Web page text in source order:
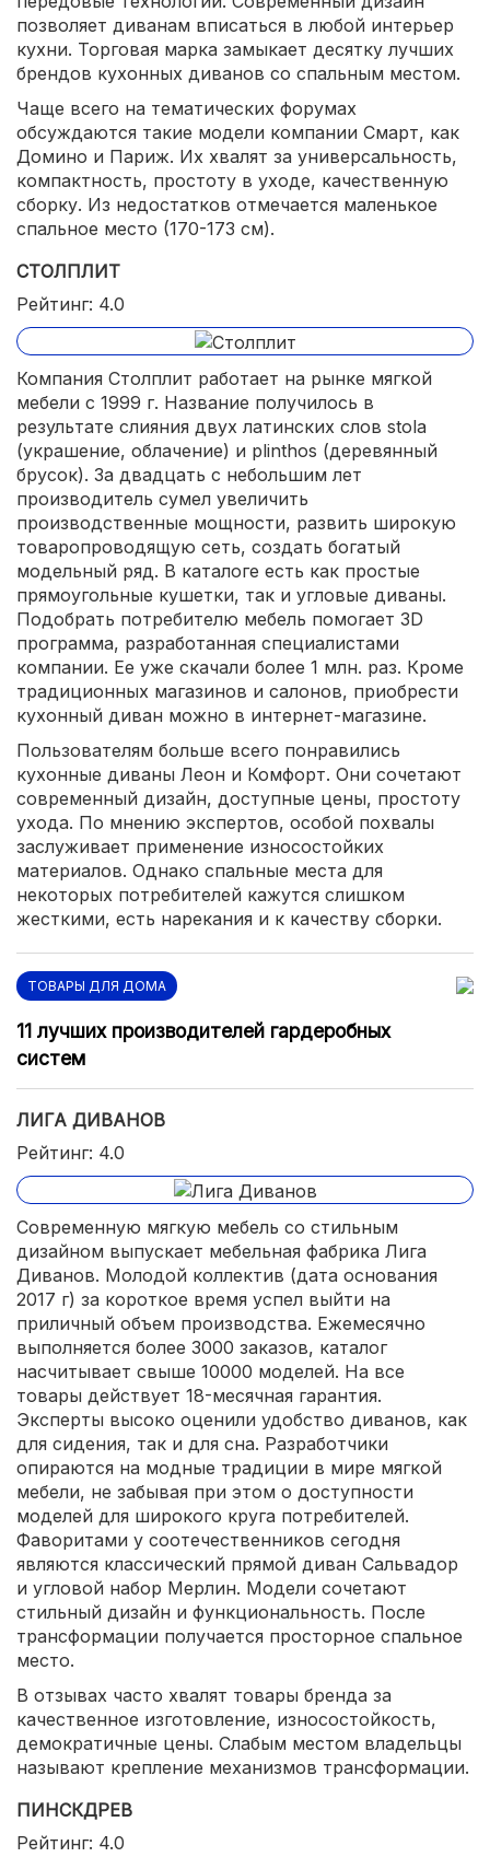
позволяет диванам вписаться в любой интерьер
кухни. Торговая марка замыкает десятку лучших
брендов кухонных диванов со спальным местом.
Чаще всего на тематических форумах
обсуждаются такие модели компании Смарт, как
Домино и Париж. Их хвалят за универсальность,
компактность, простоту в уходе, качественную
сборку. Из недостатков отмечается маленькое
спальное место (170-173 см).
СТОЛПЛИТ
Рейтинг: 4.0
Компания Столплит работает на рынке мягкой
мебели с 1999 г. Название получилось в
результате слияния двух латинских слов stola
(украшение, облачение) и plinthos (деревянный
брусок). За двадцать с небольшим лет
производитель сумел увеличить
производственные мощности, развить широкую
товаропроводящую сеть, создать богатый
модельный ряд. В каталоге есть как простые
прямоугольные кушетки, так и угловые диваны.
Подобрать потребителю мебель помогает 3D
программа, разработанная специалистами
компании. Ее уже скачали более 1 млн. раз. Кроме
традиционных магазинов и салонов, приобрести
кухонный диван можно в интернет-магазине.
Пользователям больше всего понравились
кухонные диваны Леон и Комфорт. Они сочетают
современный дизайн, доступные цены, простоту
ухода. По мнению экспертов, особой похвалы
заслуживает применение износостойких
материалов. Однако спальные места для
некоторых потребителей кажутся слишком
жесткими, есть нарекания и к качеству сборки.
ТОВАРЫ ДЛЯ ДОМА
11 лучших производителей гардеробных
систем
ЛИГА ДИВАНОВ
Рейтинг: 4.0
Современную мягкую мебель со стильным
дизайном выпускает мебельная фабрика Лига
Диванов. Молодой коллектив (дата основания
2017 г) за короткое время успел выйти на
приличный объем производства. Ежемесячно
выполняется более 3000 заказов, каталог
насчитывает свыше 10000 моделей. На все
товары действует 18-месячная гарантия.
Эксперты высоко оценили удобство диванов, как
для сидения, так и для сна. Разработчики
опираются на модные традиции в мире мягкой
мебели, не забывая при этом о доступности
моделей для широкого круга потребителей.
Фаворитами у соотечественников сегодня
являются классический прямой диван Сальвадор
и угловой набор Мерлин. Модели сочетают
стильный дизайн и функциональность. После
трансформации получается просторное спальное
место.
В отзывах часто хвалят товары бренда за
качественное изготовление, износостойкость,
демократичные цены. Слабым местом владельцы
называют крепление механизмов трансформации.
ПИНСКДРЕВ
Рейтинг: 4.0